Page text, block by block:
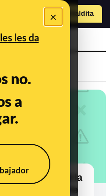
×
les da
no.
a
Hazte Maldita
utilizando mal la
zumo: la ‘parte